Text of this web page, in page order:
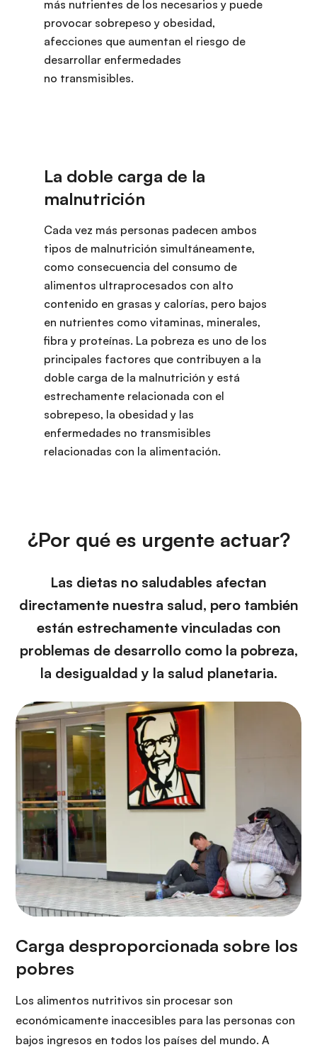
más nutrientes de los necesarios y puede
provocar sobrepeso y obesidad,
afecciones que aumentan el riesgo de
desarrollar enfermedades
no transmisibles.
Cada vez más personas padecen ambos
tipos de malnutrición simultáneamente,
como consecuencia del consumo de
alimentos ultraprocesados con alto
contenido en grasas y calorías, pero bajos
en nutrientes como vitaminas, minerales,
fibra y proteínas. La pobreza es uno de los
principales factores que contribuyen a la
doble carga de la malnutrición y está
estrechamente relacionada con el
sobrepeso, la obesidad y las
enfermedades no transmisibles
relacionadas con la alimentación.
¿Por qué es urgente actuar?
Las dietas no saludables afectan
directamente nuestra salud, pero también
están estrechamente vinculadas con
problemas de desarrollo como la pobreza,
la desigualdad y la salud planetaria.
Los alimentos nutritivos sin procesar son
económicamente inaccesibles para las personas con
bajos ingresos en todos los países del mundo. A